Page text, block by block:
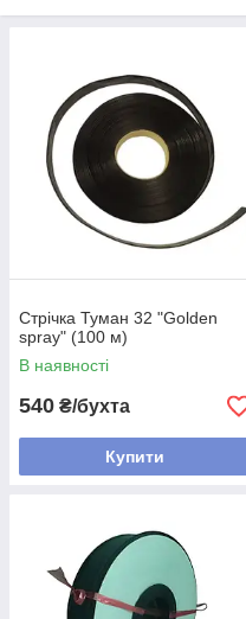
Стрічка Туман 32 "Golden
spray" (100 м)
В наявності
540 ₴/бухта
Купити